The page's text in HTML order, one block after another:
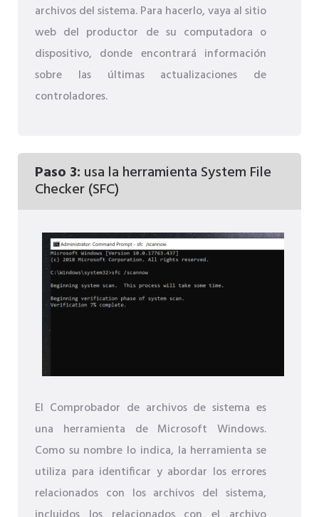
archivos del sistema. Para hacerlo, vaya al sitio
web del productor de su computadora o
dispositivo, donde encontrará información
sobre las últimas actualizaciones de
controladores.
Paso 3: usa la herramienta System File
Checker (SFC)
El Comprobador de archivos de sistema es
una herramienta de Microsoft Windows.
Como su nombre lo indica, la herramienta se
utiliza para identificar y abordar los errores
relacionados con los archivos del sistema,